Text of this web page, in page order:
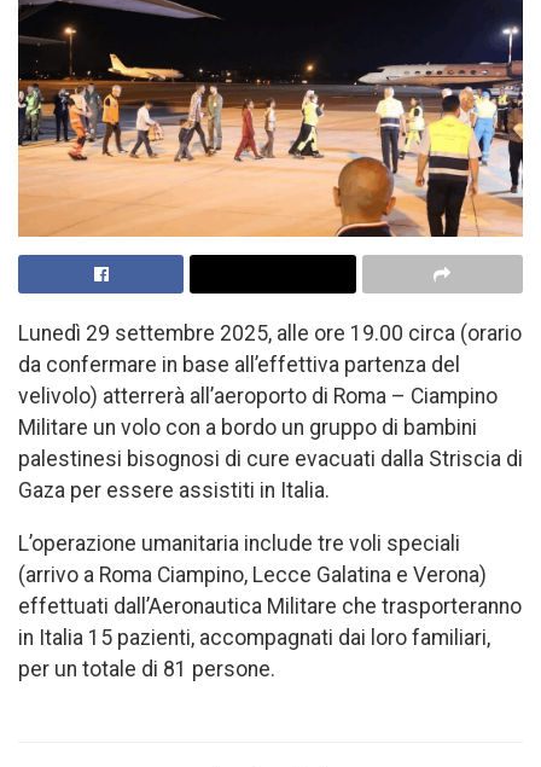
Lunedì 29 settembre 2025, alle ore 19.00 circa (orario
da confermare in base all’effettiva partenza del
velivolo) atterrerà all’aeroporto di Roma – Ciampino
Militare un volo con a bordo un gruppo di bambini
palestinesi bisognosi di cure evacuati dalla Striscia di
Gaza per essere assistiti in Italia.
L’operazione umanitaria include tre voli speciali
(arrivo a Roma Ciampino, Lecce Galatina e Verona)
effettuati dall’Aeronautica Militare che trasporteranno
in Italia 15 pazienti, accompagnati dai loro familiari,
per un totale di 81 persone.